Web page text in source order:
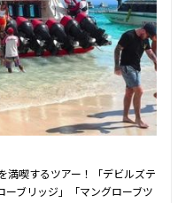
満喫するツアー！「デビルズテ
ーブリッジ」「マングローブツ